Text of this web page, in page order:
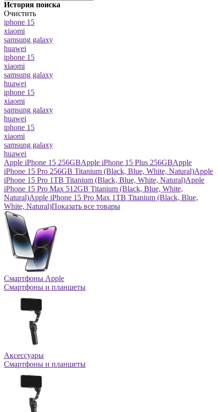
История поиска
Очистить
iphone 15
xiaomi
samsung galaxy
huawei
iphone 15
xiaomi
samsung galaxy
huawei
iphone 15
xiaomi
samsung galaxy
huawei
iphone 15
xiaomi
samsung galaxy
huawei
Apple iPhone 15 256GBApple iPhone 15 Plus 256GBApple
iPhone 15 Pro 256GB Titanium (Black, Blue, White, Natural)Apple
iPhone 15 Pro 1TB Titanium (Black, Blue, White, Natural)Apple
iPhone 15 Pro Max 512GB Titanium (Black, Blue, White,
Natural)Apple iPhone 15 Pro Max 1TB Titanium (Black, Blue,
White, Natural)Показать все товары
Смартфоны Apple
Смартфоны и планшеты
Аксессуары
Смартфоны и планшеты